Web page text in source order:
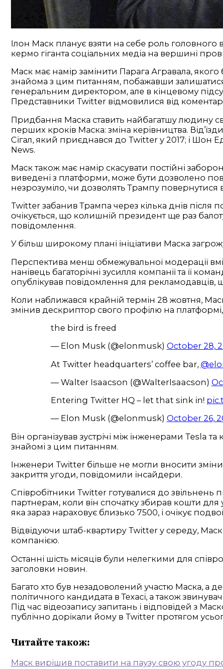
Ілон Маск планує взяти на себе роль
кермо гіганта соціальних медіа на вершині
Маск має намір замінити Парага Агравала,
знайома з цим питанням, побажавши
генеральним директором, але в кінцевому
Представники Twitter відмовилися від
Придбання Маска ставить найбагатшу людину
перших кроків Маска: зміна керівництва.
Сігал, який приєднався до Twitter у 2017; і Шон
News.
Маск також має намір скасувати постійні
виведені з платформи, може бути дозволено
незрозуміло, чи дозволять Трампу
Twitter забанив Трампа через кілька днів після
очікується, що колишній президент ще раз
повідомлення.
У більш широкому плані ініціативи Маска
Перспектива менш обмежувальної модерації
нанівець багаторічні зусилля компанії та її
опублікував повідомлення для
Коли наближався крайній термін 28 жовтня,
змінив дескриптор свого профілю на платформі,
the bird is freed
— Elon Musk (@elonmusk) October 28,
At Twitter headquarters’ coffee bar, ⁦
— Walter Isaacson (@WalterIsaacson)
Entering Twitter HQ – let that sink in!
— Elon Musk (@elonmusk) October 26,
Він організував зустрічі між інженерами
знайомі з цим питанням.
Інженери Twitter більше не могли вносити
закриття угоди, повідомили інсайдери.
Співробітники Twitter готувалися до звільнень
партнерам, коли він спочатку збирав кошти
яка зараз нараховує близько 7500, і очікує
Відвідуючи штаб-квартиру Twitter у середу,
компанією.
Останні шість місяців були нелегкими для
заголовки новин.
Багато хто був незадоволений участю Маска, а
політичного кандидата в Техасі, а також
Під час відеозапису запитань і відповідей з
публічно дорікали йому в Twitter протягом
Читайте також:
Маск вирішив поставити на паузу свою угоду